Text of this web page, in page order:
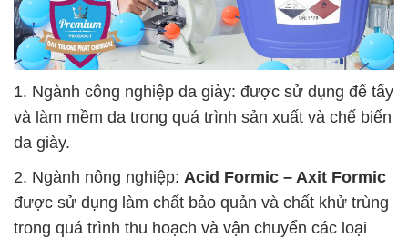
1. Ngành công nghiệp da giày: được sử dụng để tẩy
và làm mềm da trong quá trình sản xuất và chế biến
da giày.
2. Ngành nông nghiệp: Acid Formic – Axit Formic
được sử dụng làm chất bảo quản và chất khử trùng
trong quá trình thu hoạch và vận chuyển các loại